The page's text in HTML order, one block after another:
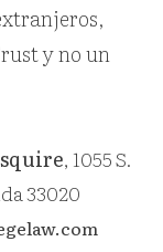
y no un
, 1055 S.
33020